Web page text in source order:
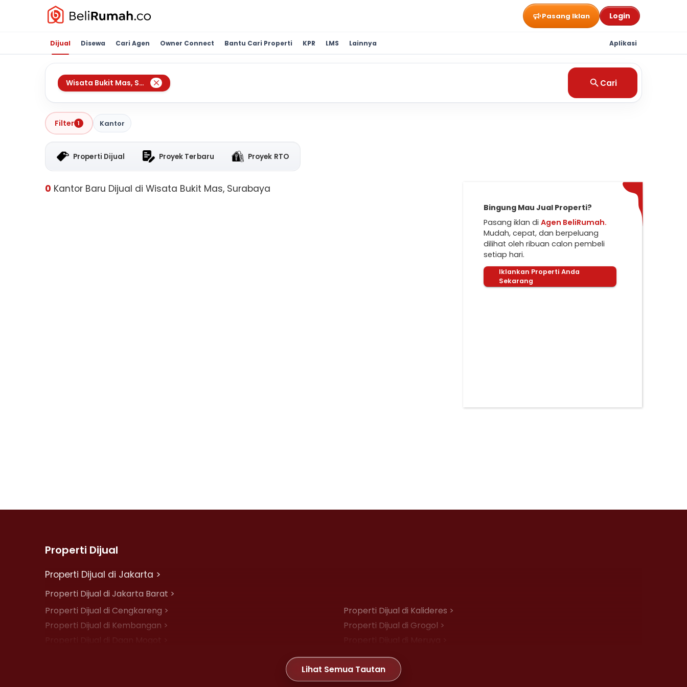
Pasang Iklan Login
Dijual Disewa Cari Agen Owner Connect Bantu Cari Properti KPR LMS Lainnya Aplikasi
Wisata Bukit Mas, Surabaya Cari
Filter 1 Kantor
Properti Dijual Proyek Terbaru Proyek RTO
0 Kantor Baru Dijual di Wisata Bukit Mas, Surabaya
Bingung Mau Jual Properti?
Pasang iklan di Agen BeliRumah.
Mudah, cepat, dan berpeluang
dilihat oleh ribuan calon pembeli
setiap hari.
Iklankan Properti Anda
Sekarang
Properti Dijual
Properti Dijual di Jakarta >
Properti Dijual di Jakarta Barat >
Properti Dijual di Cengkareng >
Properti Dijual di Kalideres >
Properti Dijual di Kembangan >
Properti Dijual di Grogol >
Properti Dijual di Daan Mogot >
Properti Dijual di Meruya >
Properti Dijual di Joglo >
Lihat Semua Tautan